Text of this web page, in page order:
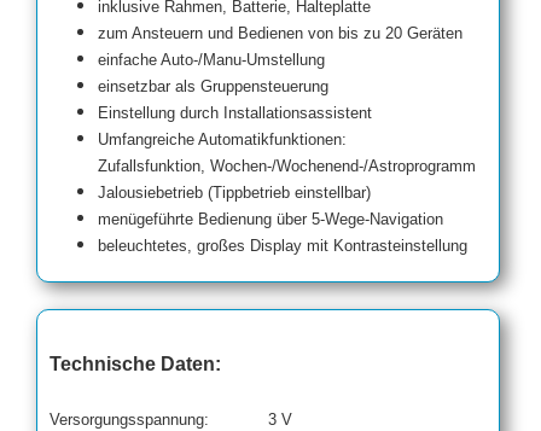
inklusive Rahmen, Batterie, Halteplatte
zum Ansteuern und Bedienen von bis zu 20 Geräten
einfache Auto-/Manu-Umstellung
einsetzbar als Gruppensteuerung
Einstellung durch Installationsassistent
Umfangreiche Automatikfunktionen:
Zufallsfunktion, Wochen-/Wochenend-/Astroprogramm
Jalousiebetrieb (Tippbetrieb einstellbar)
menügeführte Bedienung über 5-Wege-Navigation
beleuchtetes, großes Display mit Kontrasteinstellung
Technische Daten:
Versorgungsspannung:
3 V